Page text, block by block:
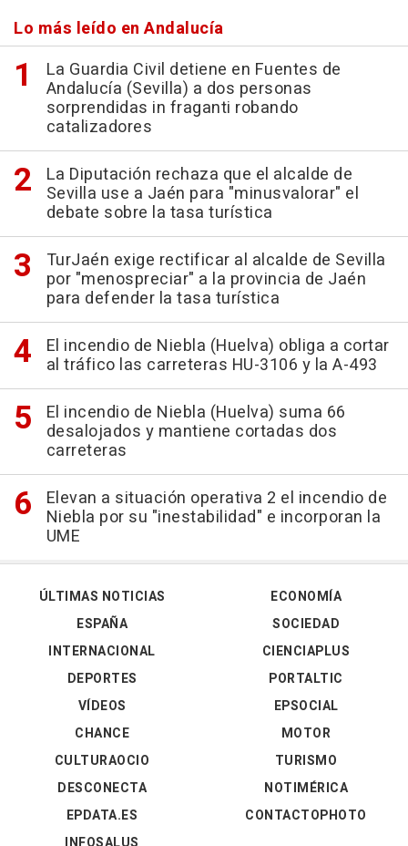
Lo más leído en Andalucía
La Guardia Civil detiene en Fuentes de
Andalucía (Sevilla) a dos personas
sorprendidas in fraganti robando
catalizadores
La Diputación rechaza que el alcalde de
Sevilla use a Jaén para "minusvalorar" el
debate sobre la tasa turística
TurJaén exige rectificar al alcalde de Sevilla
por "menospreciar" a la provincia de Jaén
para defender la tasa turística
El incendio de Niebla (Huelva) obliga a cortar
al tráfico las carreteras HU-3106 y la A-493
El incendio de Niebla (Huelva) suma 66
desalojados y mantiene cortadas dos
carreteras
Elevan a situación operativa 2 el incendio de
Niebla por su "inestabilidad" e incorporan la
UME
ÚLTIMAS NOTICIAS
ESPAÑA
INTERNACIONAL
DEPORTES
VÍDEOS
ECONOMÍA
SOCIEDAD
CIENCIAPLUS
PORTALTIC
EPSOCIAL
CHANCE
CULTURAOCIO
DESCONECTA
EPDATA.ES
MOTOR
TURISMO
NOTIMÉRICA
CONTACTOPHOTO